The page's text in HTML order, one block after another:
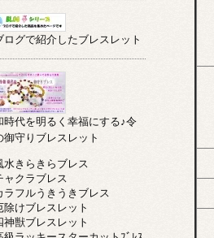
ログで紹介したブレスレット
時代を明るく幸福にする♪令
御守りブレスレット
水きらきらブレス
ャクラブレス
ラフルうきうきブレス
除けブレスレット
神獣ブレスレット